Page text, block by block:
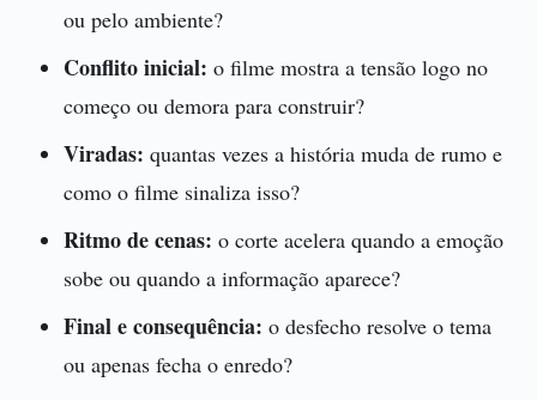
ou pelo ambiente?
Conflito inicial: o filme mostra a tensão logo no
começo ou demora para construir?
Viradas: quantas vezes a história muda de rumo e
como o filme sinaliza isso?
Ritmo de cenas: o corte acelera quando a emoção
sobe ou quando a informação aparece?
Final e consequência: o desfecho resolve o tema
ou apenas fecha o enredo?